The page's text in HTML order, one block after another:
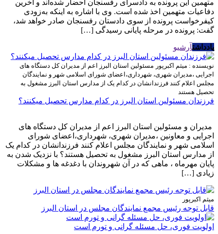
متهمین این پرونده به دادسرای رفسنجان احضار شده‌اند و آخرین
دفاعیات متهمین اخذ شده است. وی با اشاره به اینکه به‌زودی
کیفرخواست پرونده از سوی دادستان رفسنجان صادر خواهد شد،
گفت: پرونده در مرحله پایانی رسیدگی […]
یادداشتآرشیو
نویسنده : میثم اکبرپور مسئولین استان البرز اعم از مدیران کل دستگاه های
اجرایی ،مدیران شهری، شهرداری،اعضای شورای اسلامی شهر و نمایندگان
مجلس اعلام کنند فرزندانشان در کدام یک از مدارس استان البرز مشغول به
تحصیل هستند
فرزندان مسئولین استان البرز در کدام مدارس تحصیل میکنند؟
مدیران و مسئولین استان البرز اعم از مدیران کل دستگاه های
اجرایی و معاونین ،مدیران شهری، شهرداری،اعضای شورای
اسلامی شهر و نمایندگان مجلس اعلام کنند فرزندانشان در کدام یک
از مدارس استان البرز مشغول به تحصیل هستند؟ با نزدیک شدن به
پایان مهرماه ، ماهی که در آن شهروندان با دغدغه ها و مشکلات
زیادی […]
میثم اکبرپور
قابل توجه رئیس مجمع نمایندگان مجلس در استان البرز
اولویت فوری، حل مسئله گرانی و تورم است